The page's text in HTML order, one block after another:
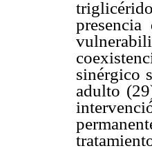
sinérgico
adulto